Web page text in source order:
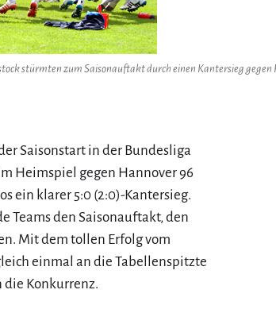
stürmten zum Saisonauftakt durch einen Kantersieg
Saisonstart in der Bundesliga
Heimspiel gegen Hannover 96
ein klarer 5:0 (2:0)-Kantersieg.
Teams den Saisonauftakt, den
Mit dem tollen Erfolg vom
einmal an die Tabellenspitzte
die Konkurrenz.